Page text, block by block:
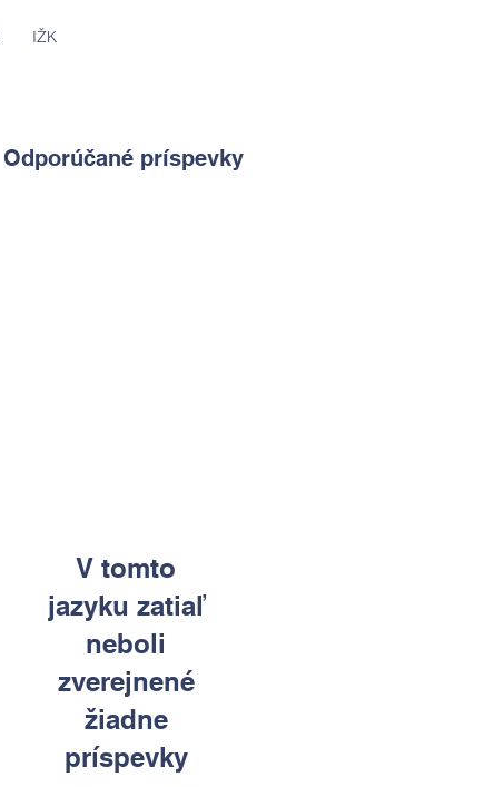
IŽK
Odporúčané príspevky
V tomto
jazyku zatiaľ
neboli
zverejnené
žiadne
príspevky